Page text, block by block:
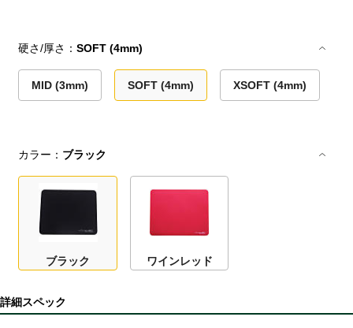
硬さ/厚さ：SOFT (4mm)
MID (3mm) SOFT (4mm) XSOFT (4mm)
カラー： ブラック
ブラック ワインレッド
詳細スペック